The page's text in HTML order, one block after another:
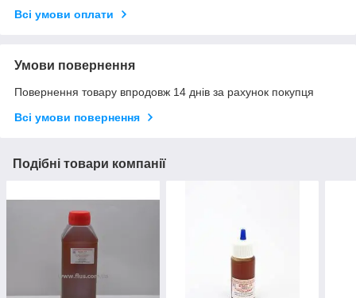
Всі умови оплати
Умови повернення
Повернення товару впродовж 14 днів за рахунок покупця
Всі умови повернення
Подібні товари компанії